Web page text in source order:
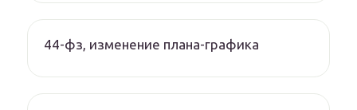
44-фз, изменение плана-графика